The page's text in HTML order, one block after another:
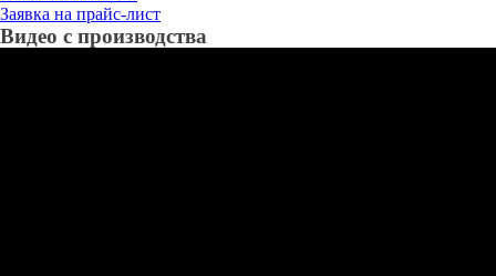
Заявка на прайс-лист
Видео с производства